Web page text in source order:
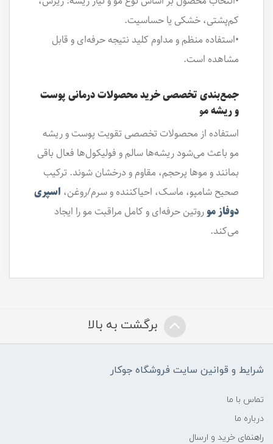
کم‌پشتی، خشکی یا حساسیت.
•استفاده منظم و مداوم کلید نتیجه حرفه‌ای و قابل
مشاهده است.
جمع‌بندی تخصصی خرید محصولات درمانی پوست
و ریشه مو
استفاده از محصولات تخصصی تقویت پوست و ریشه
مو باعث می‌شود ریشه‌ها سالم و فولیکول‌ها فعال باقی
بمانند و موها پرحجم، مقاوم و درخشان شوند. ترکیب
صحیح شامپو، ماسک، احیاکننده و سرم/روغن، اسپری
دوفاز موروتین حرفه‌ای و کامل مراقبت مو را ایجاد
می‌کند.
برگشت به بالا
شرایط و قوانین سایت فروشگاه جوکار
تماس با ما
درباره ما
راهنمای خرید و ارسال